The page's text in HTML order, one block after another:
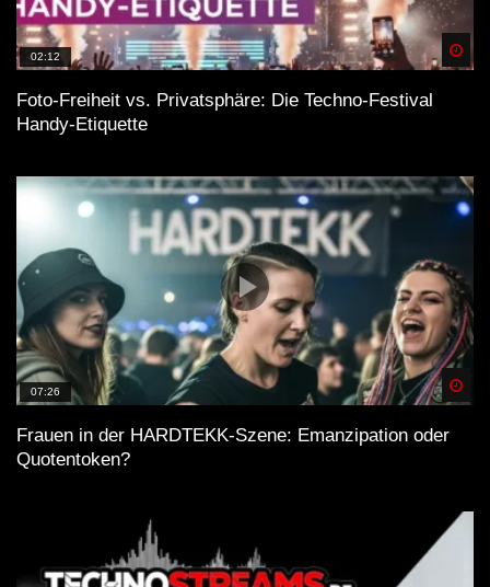
02:12
Foto-Freiheit vs. Privatsphäre: Die Techno-Festival
Handy-Etiquette
07:26
Frauen in der HARDTEKK-Szene: Emanzipation oder
Quotentoken?